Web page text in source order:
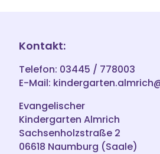
Kontakt:
Telefon: 03445 / 778003
E-Mail:
Evangelischer
Kindergarten Almrich
Sachsenholzstraße 2
06618 Naumburg (Saale)